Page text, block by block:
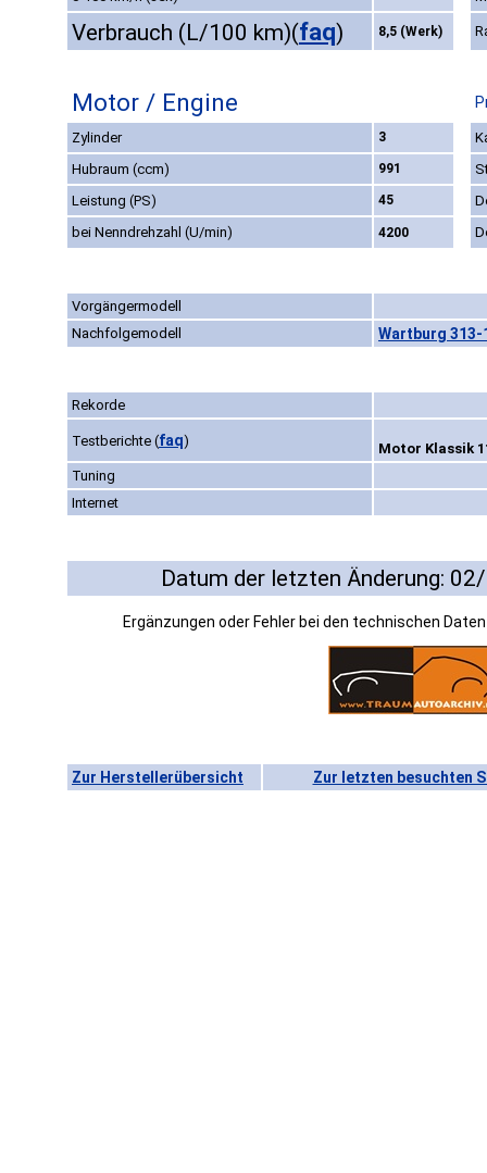
Verbrauch (L/100 km)(faq) 8,5 (Werk)
Motor / Engine
Zylinder 3
Hubraum (ccm)
991
Leistung (PS)
45
bei Nenndrehzahl (U/min)
4200
Vorgängermodell
Nachfolgemodell
Wartburg 313-
Rekorde
Testberichte (faq)
Motor Klassik
Tuning
Internet
Datum der letzten Änderung:
Ergänzungen oder Fehler bei den technischen
Zur Herstellerübersicht Zur letzten besuchten